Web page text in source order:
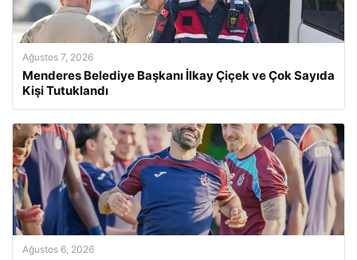
Ağustos 7, 2026
Menderes Belediye Başkanı İlkay Çiçek ve Çok Sayıda
Kişi Tutuklandı
Ağustos 6, 2026